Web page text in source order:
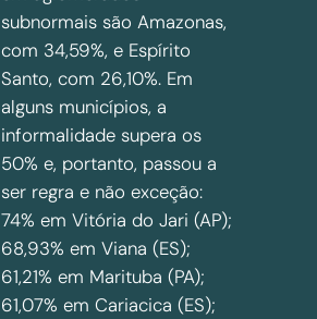
subnormais são Amazonas,
com 34,59%, e Espírito
Santo, com 26,10%. Em
alguns municípios, a
informalidade supera os
50% e, portanto, passou a
ser regra e não exceção:
74% em Vitória do Jari (AP);
68,93% em Viana (ES);
61,21% em Marituba (PA);
61,07% em Cariacica (ES);